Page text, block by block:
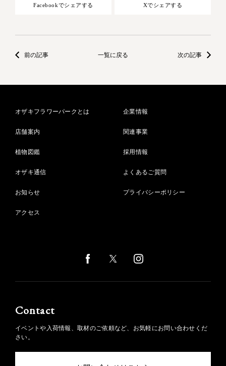
Facebookでシェアする Xでシェアする
前の記事 一覧に戻る 次の記事
オザキフラワーパークとは
店舗案内
植物図鑑
オザキ通信
お知らせ
アクセス
企業情報
関連事業
採用情報
よくあるご質問
プライバシーポリシー
Contact
イベントや入荷情報、取材のご依頼など、お気軽にお問い合わせくだ
さい。